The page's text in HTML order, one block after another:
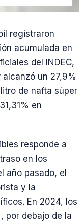
registraron
acumulada en
del INDEC,
un 27,9%
de nafta súper
en
responde a
en los
año pasado, el
y la
En 2024, los
por debajo de la